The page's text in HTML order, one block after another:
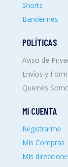
Shorts
Banderines
POLÍTICAS
Aviso de
Envíos y
Quienes
MI CUENTA
Registrarme
Mis Compras
Mis